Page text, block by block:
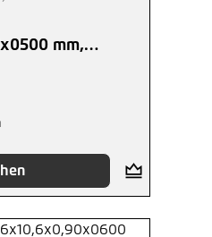
von 4.97 von 5
mm,